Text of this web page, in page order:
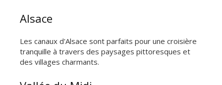
Alsace
Les canaux d'Alsace sont parfaits pour une croisière
tranquille à travers des paysages pittoresques et
des villages charmants.